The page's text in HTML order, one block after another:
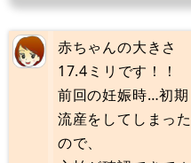
おな
ま
え
み
ぐ
赤ちゃんの大きさ
17.4ミリです！！
前回の妊娠時…初期
流産をしてしまった
ので、